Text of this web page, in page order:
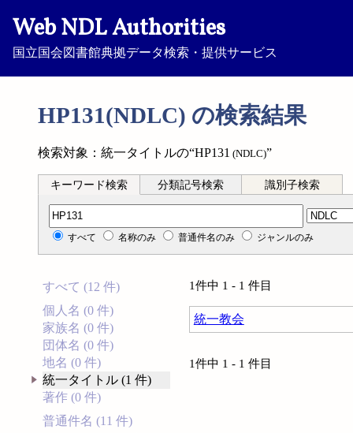
Web NDL Authorities
国立国会図書館典拠データ検索・提供サービス
HP131(NDLC) の検索結果
検索対象：統一タイトルの“HP131 (NDLC)”
キーワード検索 分類記号検索 識別子検索
分類記号検索
すべて 名称のみ 普通件名のみ ジャンルのみ
すべて (12 件)
個人名 (0 件)
家族名 (0 件)
団体名 (0 件)
地名 (0 件)
統一タイトル (1 件)
著作 (0 件)
普通件名 (11 件)
1件中 1 - 1 件目
統一教会
1件中 1 - 1 件目